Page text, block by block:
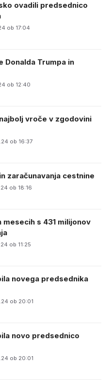
ovadili predsednico
ob 17:04
Donalda Trumpa in
ob 12:40
vroče v zgodovini
ob 16:37
zaračunavanja cestnine
ob 18:16
mesecih s 431 milijonov
ob 11:25
novega predsednika
ob 20:01
novo predsednico
ob 20:01